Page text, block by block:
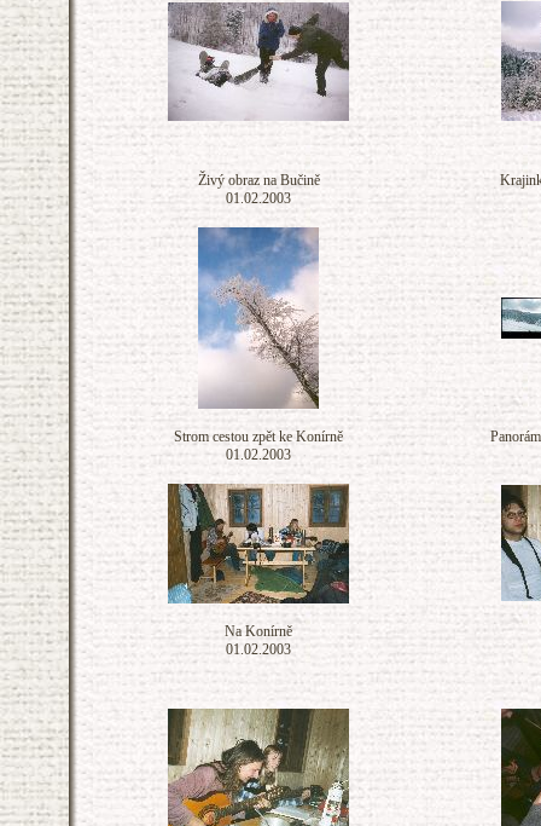
Živý obraz na Bučině
01.02.2003
Strom cestou zpět ke Konírně
01.02.2003
Na Konírně
01.02.2003